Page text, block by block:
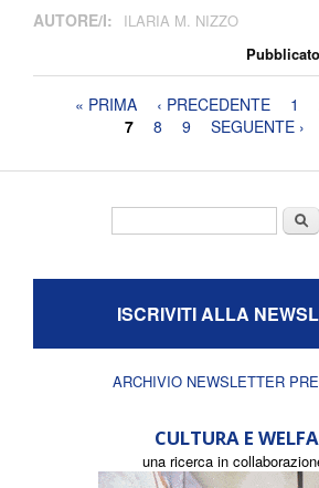
AUTORE/I: ILARIA M. NIZZO
Pagine« PRIMA ‹ PRECEDENTE 1
7
8 9 SEGUENTE ›
Cerca
ISCRIVITI ALLA
ARCHIVIO NEWSLETTER
CULTURA E
una ricerca in